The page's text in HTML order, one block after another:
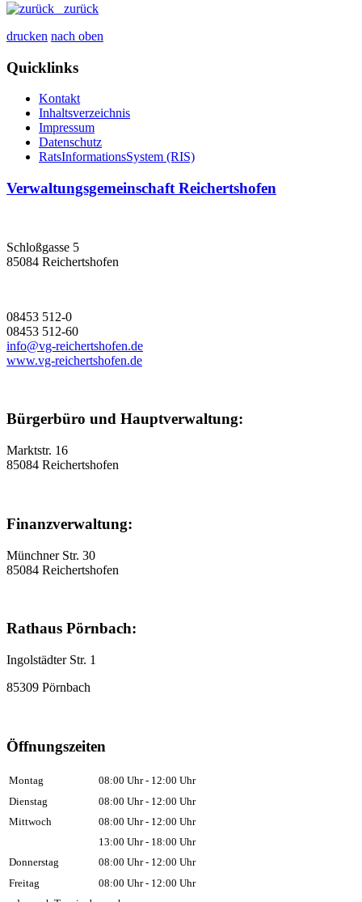
zurück
drucken nach oben
Quicklinks
Kontakt
Inhaltsverzeichnis
Impressum
Datenschutz
RatsInformationsSystem (RIS)
Verwaltungsgemeinschaft Reichertshofen
Schloßgasse 5
85084 Reichertshofen
08453 512-0
08453 512-60
info@vg-reichertshofen.de
www.vg-reichertshofen.de
Bürgerbüro und Hauptverwaltung:
Marktstr. 16
85084 Reichertshofen
Finanzverwaltung:
Münchner Str. 30
85084 Reichertshofen
Rathaus Pörnbach:
Ingolstädter Str. 1
85309 Pörnbach
Öffnungszeiten
Montag
08:00 Uhr - 12:00 Uhr
Dienstag
08:00 Uhr - 12:00 Uhr
Mittwoch
08:00 Uhr - 12:00 Uhr
13:00 Uhr - 18:00 Uhr
Donnerstag
08:00 Uhr - 12:00 Uhr
Freitag
08:00 Uhr - 12:00 Uhr